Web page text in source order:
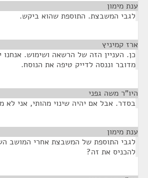
ענת מימון
לגבי המשבצת. התוספת שהוא ביקש.
ארז קמיניץ
כן. העניין הזה של הרשאה ושימוש. אנחנו
מדובר וננסה לדייק טיפה את הנוסח.
היו"ר משה גפני
בסדר. אבל אם יהיה שינוי מהותי, אני לא
ענת מימון
לגבי התוספת של המשבצת אחרי המושב
להכניס את זה?